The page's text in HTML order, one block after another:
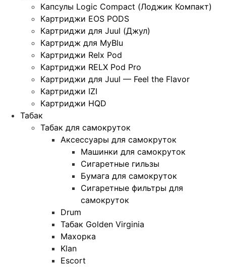
Капсулы Logic Compact (Лоджик Компакт)
Картриджи EOS PODS
Картриджи для Juul (Джул)
Картридж для MyBlu
Картриджи Relx Pod
Картриджи RELX Pod Pro
Картриджи для Juul — Feel the Flavor
Картриджи IZI
Картриджи HQD
Табак
Табак для самокруток
Аксессуары для самокруток
Машинки для самокруток
Сигаретные гильзы
Бумага для самокруток
Сигаретные фильтры для
самокруток
Drum
Табак Golden Virginia
Махорка
Klan
Escort